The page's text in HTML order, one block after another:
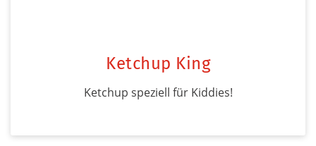
Ketchup King
Ketchup speziell für Kiddies!